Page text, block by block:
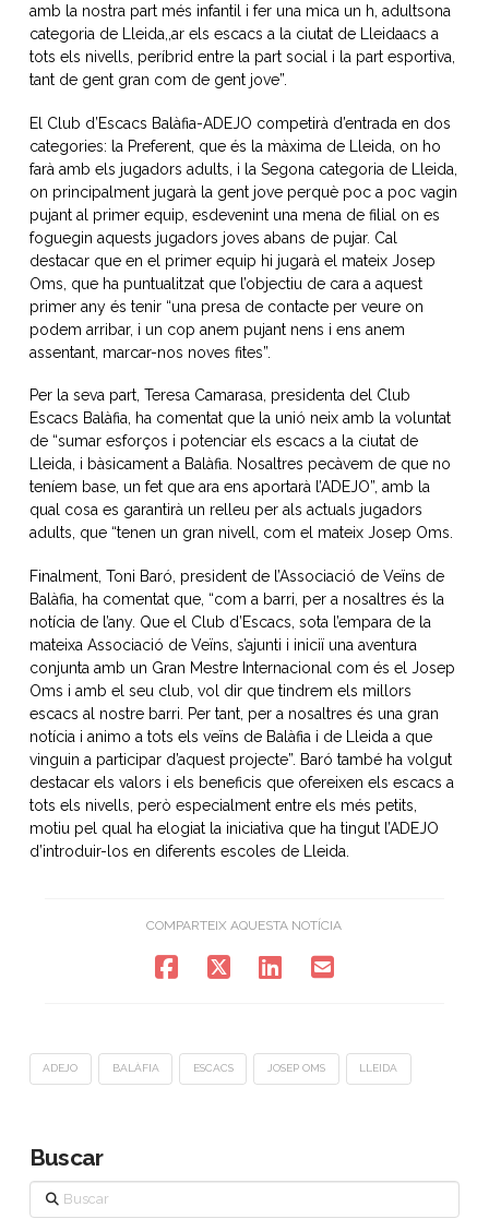
amb la nostra part més infantil i fer una mica un h, adultsona
categoria de Lleida,,ar els escacs a la ciutat de Lleidaacs a
tots els nivells, períbrid entre la part social i la part esportiva,
tant de gent gran com de gent jove”.
El Club d’Escacs Balàfia-ADEJO competirà d’entrada en dos
categories: la Preferent, que és la màxima de Lleida, on ho
farà amb els jugadors adults, i la Segona categoria de Lleida,
on principalment jugarà la gent jove perquè poc a poc vagin
pujant al primer equip, esdevenint una mena de filial on es
foguegin aquests jugadors joves abans de pujar. Cal
destacar que en el primer equip hi jugarà el mateix Josep
Oms, que ha puntualitzat que l’objectiu de cara a aquest
primer any és tenir “una presa de contacte per veure on
podem arribar, i un cop anem pujant nens i ens anem
assentant, marcar-nos noves fites”.
Per la seva part, Teresa Camarasa, presidenta del Club
Escacs Balàfia, ha comentat que la unió neix amb la voluntat
de “sumar esforços i potenciar els escacs a la ciutat de
Lleida, i bàsicament a Balàfia. Nosaltres pecàvem de que no
teníem base, un fet que ara ens aportarà l’ADEJO”, amb la
qual cosa es garantirà un relleu per als actuals jugadors
adults, que “tenen un gran nivell, com el mateix Josep Oms.
Finalment, Toni Baró, president de l’Associació de Veïns de
Balàfia, ha comentat que, “com a barri, per a nosaltres és la
notícia de l’any. Que el Club d’Escacs, sota l’empara de la
mateixa Associació de Veïns, s’ajunti i iniciï una aventura
conjunta amb un Gran Mestre Internacional com és el Josep
Oms i amb el seu club, vol dir que tindrem els millors
escacs al nostre barri. Per tant, per a nosaltres és una gran
notícia i animo a tots els veïns de Balàfia i de Lleida a que
vinguin a participar d’aquest projecte”. Baró també ha volgut
destacar els valors i els beneficis que ofereixen els escacs a
tots els nivells, però especialment entre els més petits,
motiu pel qual ha elogiat la iniciativa que ha tingut l’ADEJO
d’introduir-los en diferents escoles de Lleida.
COMPARTEIX AQUESTA NOTÍCIA
ADEJO BALÀFIA ESCACS JOSEP OMS LLEIDA
Buscar
Buscar